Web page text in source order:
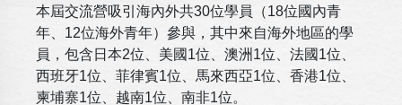
本屆交流營吸引海內外共30位學員（18位國內青
年、12位海外青年）參與，其中來自海外地區的學
員，包含日本2位、美國1位、澳洲1位、法國1位、
西班牙1位、菲律賓1位、馬來西亞1位、香港1位、
柬埔寨1位、越南1位、南非1位。